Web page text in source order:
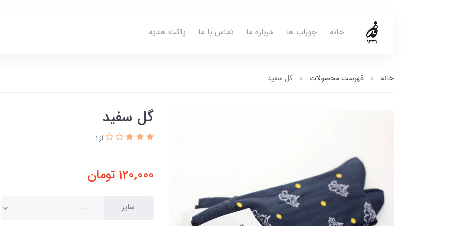
خانه جوراب ها درباره ما تماس با ما پاکت هدیه
خانه فهرست محصولات گل سفید
گل سفید
از 1
120,000 تومان
سایز